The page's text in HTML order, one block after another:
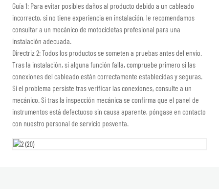
Guía 1: Para evitar posibles daños al producto debido a un cableado
incorrecto, si no tiene experiencia en instalación, le recomendamos
consultar a un mecánico de motocicletas profesional para una
instalación adecuada.
Directriz 2: Todos los productos se someten a pruebas antes del envío.
Tras la instalación, si alguna función falla, compruebe primero si las
conexiones del cableado están correctamente establecidas y seguras.
Si el problema persiste tras verificar las conexiones, consulte a un
mecánico. Si tras la inspección mecánica se confirma que el panel de
instrumentos está defectuoso sin causa aparente, póngase en contacto
con nuestro personal de servicio posventa.